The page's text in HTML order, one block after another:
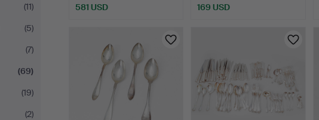
(11)
(5)
(7)
(69)
(19)
(2)
581 USD
169 USD